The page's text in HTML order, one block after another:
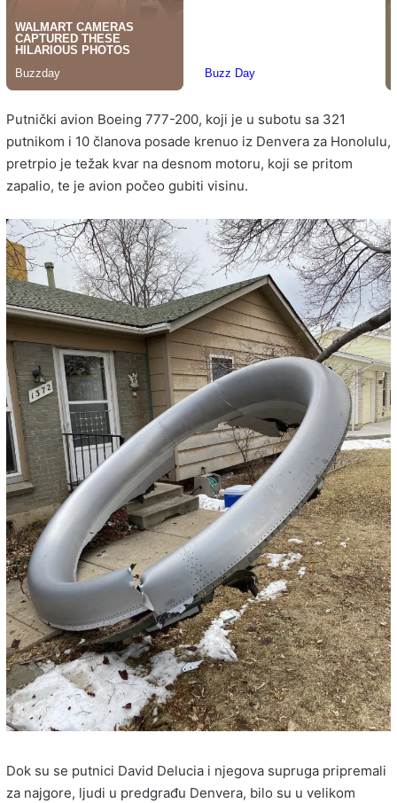
Putnički avion Boeing 777-200, koji je u subotu sa 321
putnikom i 10 članova posade krenuo iz Denvera za Honolulu,
pretrpio je težak kvar na desnom motoru, koji se pritom
zapalio, te je avion počeo gubiti visinu.
Dok su se putnici David Delucia i njegova supruga pripremali
za najgore, ljudi u predgrađu Denvera, bilo su u velikom